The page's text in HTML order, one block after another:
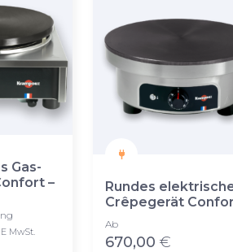
Gas-
–
MwSt.
Rundes
Crêpegerät
Ab
670,00 €